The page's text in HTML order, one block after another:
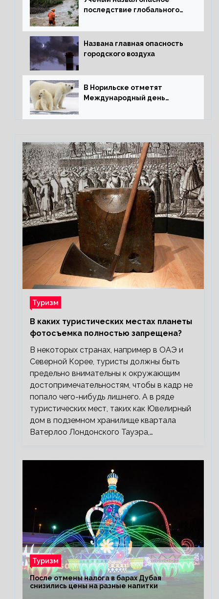
последствие глобального
Названа главная опасность
городского воздуха
В Норильске отметят
Международный день
Туризм
В каких туристических местах планеты
фотосъемка полностью запрещена?
В некоторых странах, например в ОАЭ и
Северной Корее, туристы должны быть
предельно внимательны к окружающим
достопримечательностям, чтобы в кадр не
попало чего-нибудь лишнего. А в ряде
туристических мест, таких как Ювелирный
дом в подземном хранилище квартала
Ватерлоо Лондонского Тауэра,…
Туризм
После отмены налога в барах Дубая
снизились цены на разные напитки